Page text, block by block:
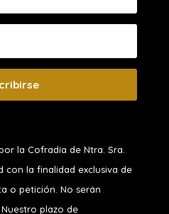
la Cofradía de Ntra. Sra.
con la finalidad exclusiva de
o petición. No serán
plazo de